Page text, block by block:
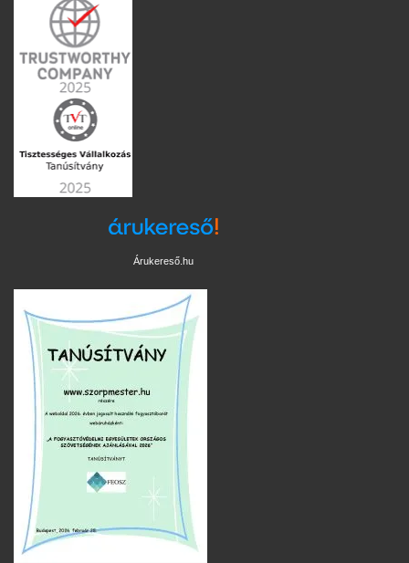
Árukereső.hu